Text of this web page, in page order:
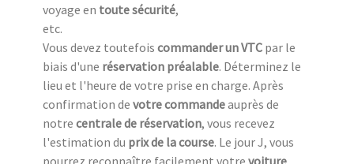
voyage en toute sécurité,
etc.
Vous devez toutefois commander un VTC par le
biais d'une réservation préalable. Déterminez le
lieu et l'heure de votre prise en charge. Après
confirmation de votre commandeauprès de
notre centrale de réservation, vous recevez
l'estimation du prix de la course. Le jour J, vous
pourrez reconnaître facilement votre voiture